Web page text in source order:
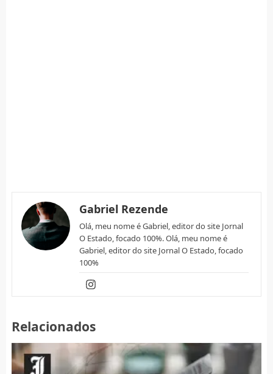
Gabriel Rezende
Olá, meu nome é Gabriel, editor do site Jornal
O Estado, focado 100%. Olá, meu nome é
Gabriel, editor do site Jornal O Estado, focado
100%
Relacionados